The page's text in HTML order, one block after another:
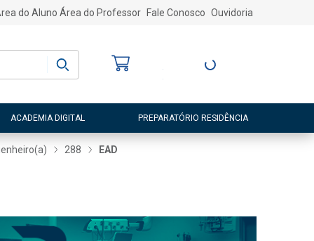
do Aluno Área do Professor Fale Conosco Ouvidoria
Entre ou Cadastre-
ACADEMIA DIGITAL PREPARATÓRIO RESIDÊNCIA
288 EAD